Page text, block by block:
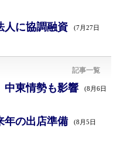
人に協調融資 (7月27日
記事一覧
中東情勢も影響 (8月6日
年の出店準備 (8月5日